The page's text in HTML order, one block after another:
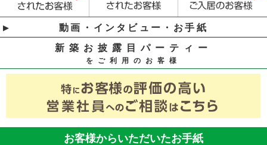
動画・インタビュー・お手紙
新築お披露目パーティー
をご利用のお客様
お客様からいただいたお手紙